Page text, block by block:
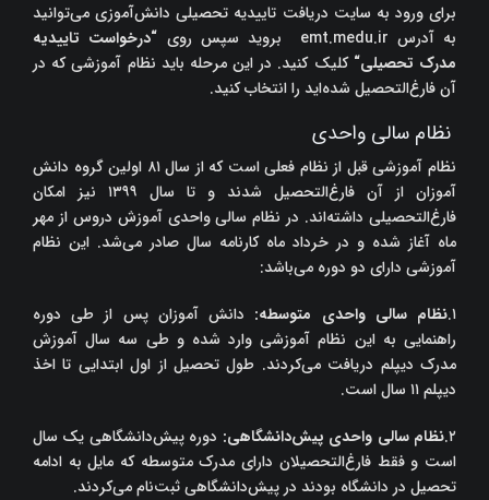
برای ورود به سایت دریافت تاییدیه تحصیلی دانش‌آموزی می‌توانید
به آدرس emt.medu.ir بروید سپس روی
“درخواست تاییدیه
مدرک تحصیلی“ کلیک کنید. در این مرحله باید نظام آموزشی که در
آن فارغ‌التحصیل شده‌اید را انتخاب کنید.
نظام سالی واحدی
نظام آموزشی قبل از نظام فعلی است که از سال ۸۱ اولین گروه دانش
آموزان از آن فارغ‌التحصیل شدند و تا سال ۱۳۹۹ نیز امکان
فارغ‌التحصیلی داشته‌اند. در نظام سالی واحدی آموزش دروس از مهر
ماه آغاز شده و در خرداد ماه کارنامه سال صادر می‌شد. این نظام
آموزشی دارای دو دوره می‌باشد:
۱.نظام سالی واحدی متوسطه: دانش آموزان پس از طی دوره
راهنمایی به این نظام آموزشی وارد شده و طی سه سال آموزش
مدرک دیپلم دریافت می‌کردند. طول تحصیل از اول ابتدایی تا اخذ
دیپلم ۱۱ سال است.
۲.نظام سالی واحدی پیش‌دانشگاهی: دوره پیش‌دانشگاهی یک سال
است و فقط فارغ‌التحصیلان دارای مدرک متوسطه که مایل به ادامه
تحصیل در دانشگاه بودند در پیش‌دانشگاهی ثبت‌نام می‌کردند.